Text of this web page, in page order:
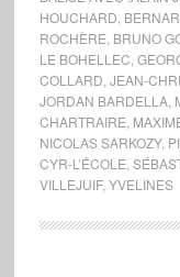
HOUCHARD
ROCHÈRE BRUNO
LE BOHELLEC
COLLARD JEAN-
JORDAN BARDELLA,
CHARTRAIRE
NICOLAS SARKOZY,
CYR-L’ÉCOLE
VILLEJUIF, YVELINES